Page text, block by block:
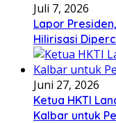
Juli 7, 2026
Lapor
Hilirisasi
Juni 27, 2026
Ketua HKTI
Kalbar untuk